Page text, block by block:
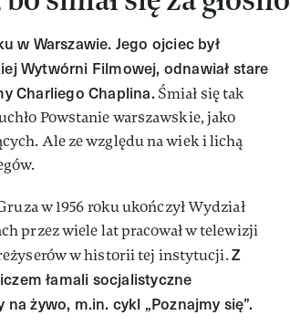
w Warszawie. Jego ojciec był
Wytwórni Filmowej, odnawiał stare
Charliego Chaplina. Śmiał się tak
Powstanie warszawskie, jako
Ale ze względu na wiek i lichą
w 1956 roku ukończył Wydział
przez wiele lat pracował w telewizji
w historii tej instytucji.Z
łamali socjalistyczne
żywo, m.in. cykl „Poznajmy się”.